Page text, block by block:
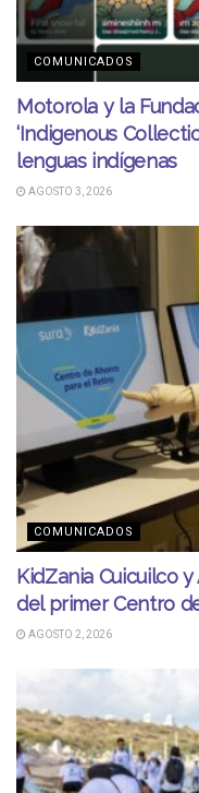
COMUNICADOS
Motorola y la
‘Indigenous
lenguas indígenas
AGOSTO 3, 2026
COMUNICADOS
KidZania Cuicuilco
del primer Centro
AGOSTO 2, 2026